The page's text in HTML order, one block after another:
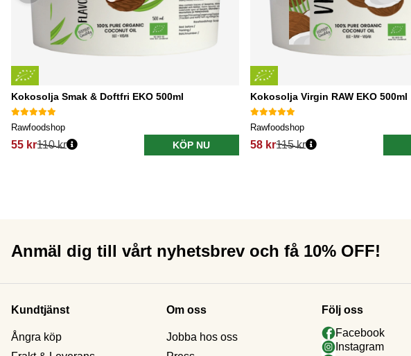
Kokosolja Smak & Doftfri EKO 500ml
Rawfoodshop
55 kr110 kr KÖP NU
Kokosolja Virgin RAW EKO 500ml
Rawfoodshop
58 kr115 kr
Anmäl dig till vårt nyhetsbrev och få 10% OFF!
Kundtjänst
Ångra köp
Om oss
Jobba hos oss
Följ oss
Facebook
Instagram